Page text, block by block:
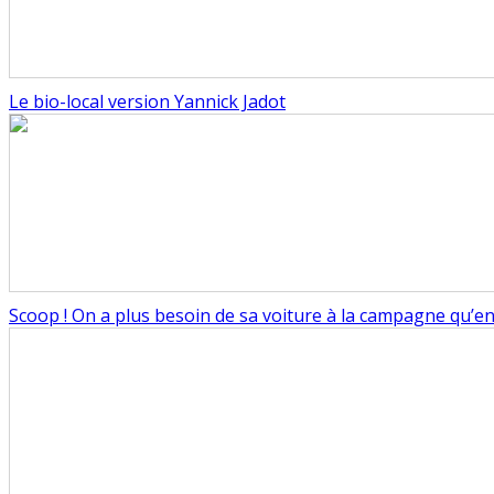
Le bio-local version Yannick Jadot
Scoop ! On a plus besoin de sa voiture à la campagne